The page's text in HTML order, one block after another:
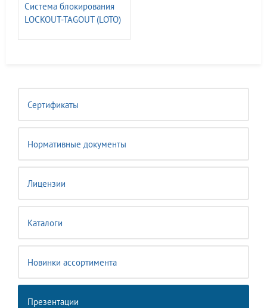
Сертификаты
Нормативные документы
Лицензии
Каталоги
Новинки ассортимента
Презентации
Система блокирования
LOCKOUT-TAGOUT (LOTO)